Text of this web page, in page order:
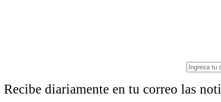
Recibe diariamente en tu correo las